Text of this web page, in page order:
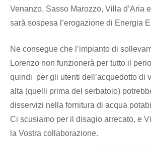
Venanzo, Sasso Marozzo, Villa d’Aria
sarà sospesa l’erogazione di Energia
Ne consegue che l’impianto di
Lorenzo non funzionerà per tutto il
quindi per gli utenti dell’acquedotto di
alta (quelli prima del serbatoio)
disservizi nella fornitura di acqua
Ci scusiamo per il disagio arrecato, e
la Vostra collaborazione.